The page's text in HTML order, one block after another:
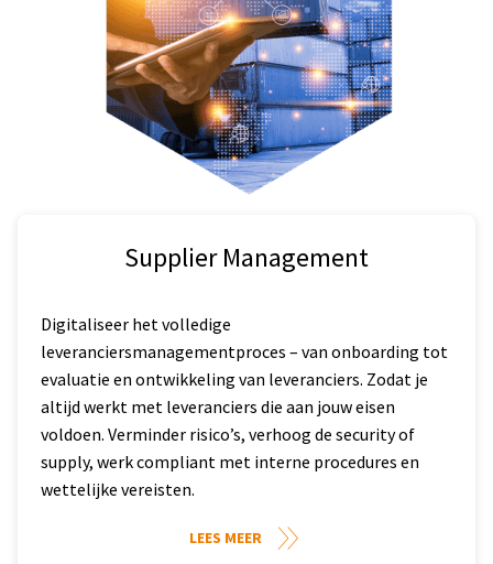
Supplier Management
Digitaliseer het volledige
leveranciersmanagementproces – van onboarding tot
evaluatie en ontwikkeling van leveranciers. Zodat je
altijd werkt met leveranciers die aan jouw eisen
voldoen. Verminder risico’s, verhoog de security of
supply, werk compliant met interne procedures en
wettelijke vereisten.
LEES MEER